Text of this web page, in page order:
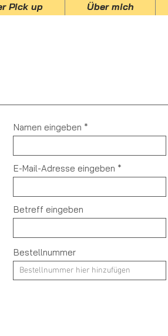
Pick up Über mich
Namen eingeben
E-Mail-Adresse eingeben
Betreff eingeben
Bestellnummer